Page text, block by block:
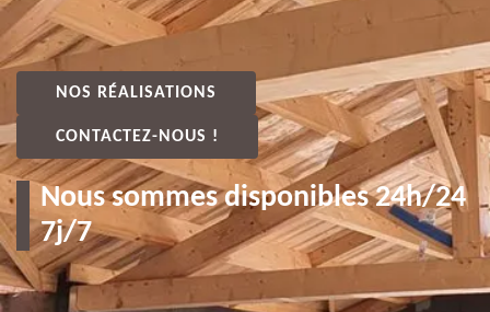
NOS RÉALISATIONS
CONTACTEZ-NOUS !
Nous sommes disponibles 24h/24
7j/7